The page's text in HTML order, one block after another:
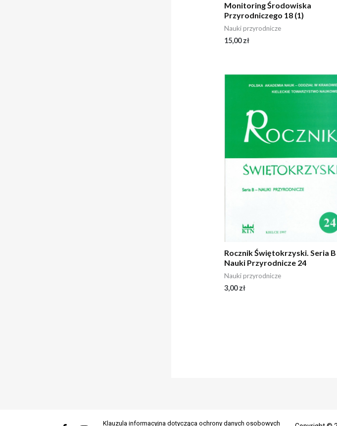
Monitoring Środowiska
Przyrodniczego 18 (1)
Nauki przyrodnicze
15,00zł
Rocznik Świętokrzyski. Seria B
Nauki Przyrodnicze 24
Nauki przyrodnicze
3,00zł
Facebook-
YoutubeKlauzula informacyjna dotycząca ochrony danych osobowych